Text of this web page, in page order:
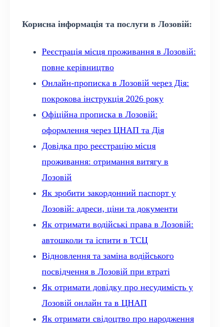
Корисна інформація та послуги в Лозовій:
Реєстрація місця проживання в Лозовій:
повне керівництво
Онлайн-прописка в Лозовій через Дія:
покрокова інструкція 2026 року
Офіційна прописка в Лозовій:
оформлення через ЦНАП та Дія
Довідка про реєстрацію місця
проживання: отримання витягу в
Лозовій
Як зробити закордонний паспорт у
Лозовій: адреси, ціни та документи
Як отримати водійські права в Лозовій:
автошколи та іспити в ТСЦ
Відновлення та заміна водійського
посвідчення в Лозовій при втраті
Як отримати довідку про несудимість у
Лозовій онлайн та в ЦНАП
Як отримати свідоцтво про народження